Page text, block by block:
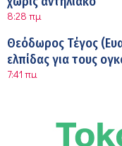
8:28 πμ
Θεόδωρος Τέγος
ελπίδας για τους
δοκιμών
7:41 πμ
Ασφάλεια στο νερό: